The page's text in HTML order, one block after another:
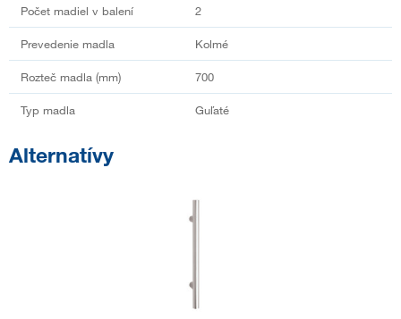
Počet madiel v balení 2
Prevedenie madla Kolmé
Rozteč madla (mm) 700
Typ madla Guľaté
Alternatívy